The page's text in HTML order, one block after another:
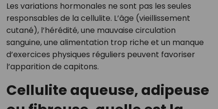
Les variations hormonales ne sont pas les seules
responsables de la cellulite. L’âge (vieillissement
cutané), l’hérédité, une mauvaise circulation
sanguine, une alimentation trop riche et un manque
d’exercices physiques réguliers peuvent favoriser
l’apparition de capitons.
Cellulite aqueuse, adipeuse